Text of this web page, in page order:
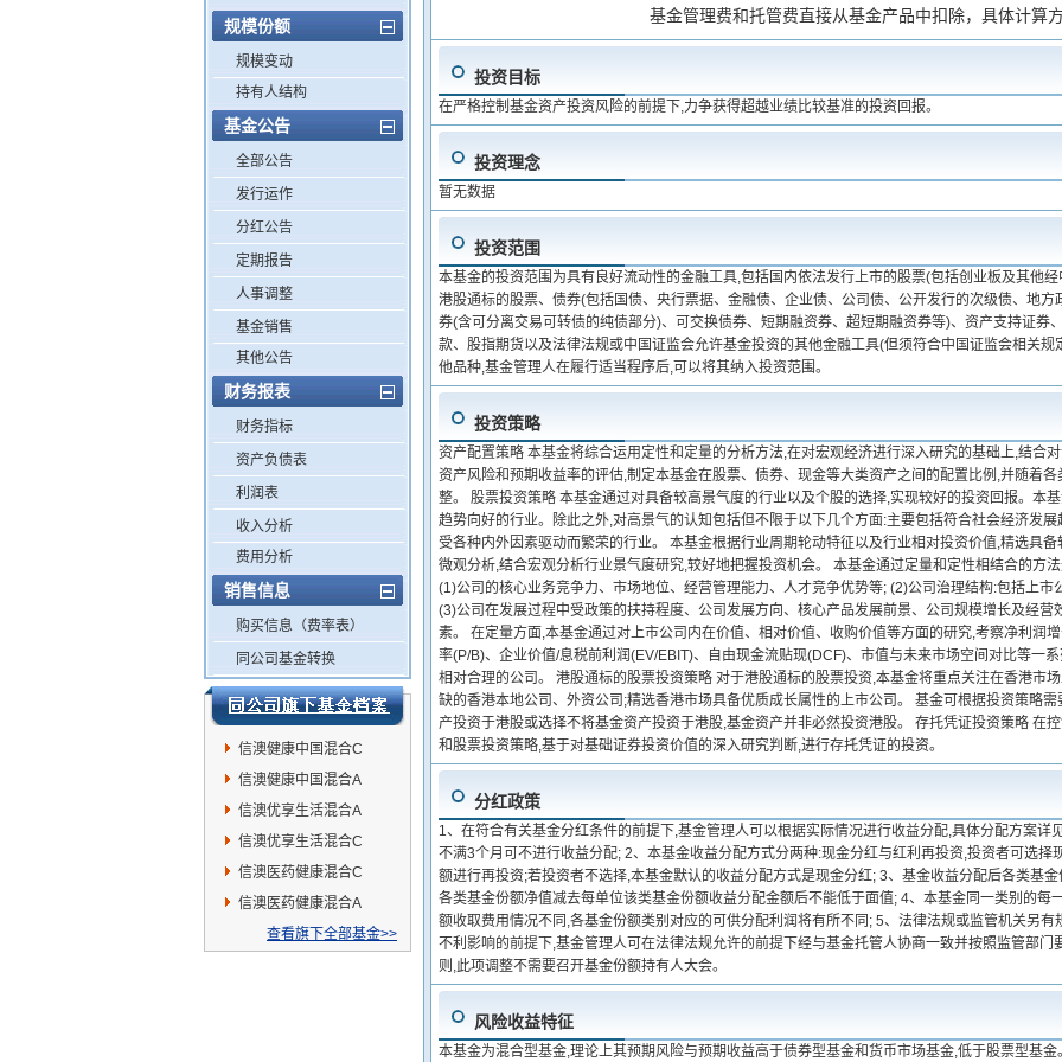
规模份额
规模变动
持有人结构
基金公告
全部公告
发行运作
分红公告
定期报告
人事调整
基金销售
其他公告
财务报表
财务指标
资产负债表
利润表
收入分析
费用分析
销售信息
购买信息（费率表）
同公司基金转换
信澳健康中国混合C
信澳健康中国混合A
信澳优享生活混合A
信澳优享生活混合C
信澳医药健康混合C
信澳医药健康混合A
查看旗下全部基金>>
基金管理费和托管费直接从基金产品中扣除，具体计算
投资目标
在严格控制基金资产投资风险的前提下,力争获得超越业绩比较基准的投资回报。
投资理念
暂无数据
投资范围
本基金的投资范围为具有良好流动性的金融工具,包括国内依法发行上市的股票(包括创业板及其他
港股通标的股票、债券(包括国债、央行票据、金融债、企业债、公司债、公开发行的次级债、地
券(含可分离交易可转债的纯债部分)、可交换债券、短期融资券、超短期融资券等)、资产支持证券
款、股指期货以及法律法规或中国证监会允许基金投资的其他金融工具(但须符合中国证监会相关
他品种,基金管理人在履行适当程序后,可以将其纳入投资范围。
投资策略
资产配置策略 本基金将综合运用定性和定量的分析方法,在对宏观经济进行深入研究的基础上,结合
资产风险和预期收益率的评估,制定本基金在股票、债券、现金等大类资产之间的配置比例,并随着
整。 股票投资策略 本基金通过对具备较高景气度的行业以及个股的选择,实现较好的投资回报。本
趋势向好的行业。除此之外,对高景气的认知包括但不限于以下几个方面:主要包括符合社会经济发
受各种内外因素驱动而繁荣的行业。 本基金根据行业周期轮动特征以及行业相对投资价值,精选具
微观分析,结合宏观分析行业景气度研究,较好地把握投资机会。 本基金通过定量和定性相结合的方
(1)公司的核心业务竞争力、市场地位、经营管理能力、人才竞争优势等; (2)公司治理结构:包括上
(3)公司在发展过程中受政策的扶持程度、公司发展方向、核心产品发展前景、公司规模增长及经
素。 在定量方面,本基金通过对上市公司内在价值、相对价值、收购价值等方面的研究,考察净利润
率(P/B)、企业价值/息税前利润(EV/EBIT)、自由现金流贴现(DCF)、市值与未来市场空间对比等一
相对合理的公司。 港股通标的股票投资策略 对于港股通标的股票投资,本基金将重点关注在香港市
缺的香港本地公司、外资公司;精选香港市场具备优质成长属性的上市公司。 基金可根据投资策略
产投资于港股或选择不将基金资产投资于港股,基金资产并非必然投资港股。 存托凭证投资策略 在
和股票投资策略,基于对基础证券投资价值的深入研究判断,进行存托凭证的投资。
分红政策
1、在符合有关基金分红条件的前提下,基金管理人可以根据实际情况进行收益分配,具体分配方案详
不满3个月可不进行收益分配; 2、本基金收益分配方式分两种:现金分红与红利再投资,投资者可选
额进行再投资;若投资者不选择,本基金默认的收益分配方式是现金分红; 3、基金收益分配后各类基
各类基金份额净值减去每单位该类基金份额收益分配金额后不能低于面值; 4、本基金同一类别的每
额收取费用情况不同,各基金份额类别对应的可供分配利润将有所不同; 5、法律法规或监管机关另
不利影响的前提下,基金管理人可在法律法规允许的前提下经与基金托管人协商一致并按照监管部
则,此项调整不需要召开基金份额持有人大会。
风险收益特征
本基金为混合型基金,理论上其预期风险与预期收益高于债券型基金和货币市场基金,低于股票型基